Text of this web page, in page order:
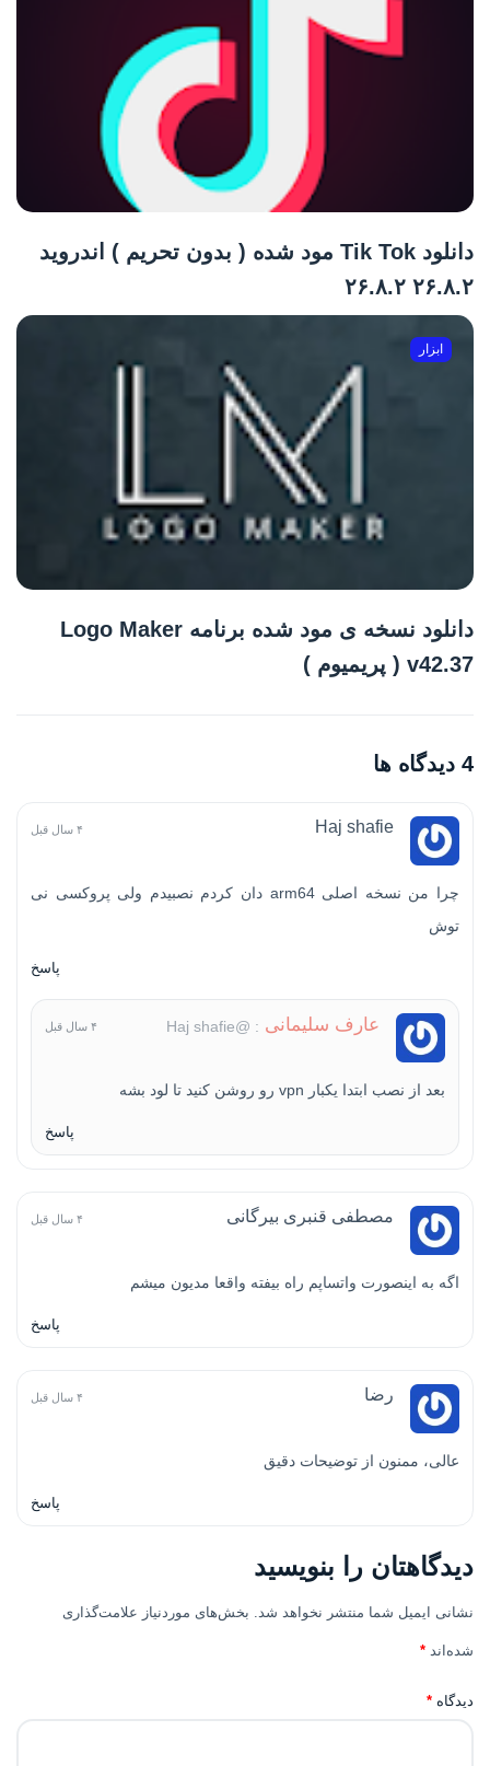
دانلود Tik Tok مود شده ( بدون تحریم ) اندروید
۲۶.۸.۲ ۲۶.۸.۲
ابزار
دانلود نسخه ی مود شده برنامه Logo Maker
v42.37 ( پریمیوم )
4 دیدگاه ها
Haj shafie ۴ سال قبل
چرا من نسخه اصلی arm64 دان کردم نصبیدم ولی پروکسی نی
توش
پاسخ
عارف سلیمانی : @Haj shafie ۴ سال قبل
بعد از نصب ابتدا یکبار vpn رو روشن کنید تا لود بشه
پاسخ
مصطفی قنبری بیرگانی ۴ سال قبل
اگه به اینصورت واتساپم راه بیفته واقعا مدیون میشم
پاسخ
رضا ۴ سال قبل
عالی، ممنون از توضیحات دقیق
پاسخ
دیدگاهتان را بنویسید
نشانی ایمیل شما منتشر نخواهد شد. بخش‌های موردنیاز علامت‌گذاری
شده‌اند *
دیدگاه *